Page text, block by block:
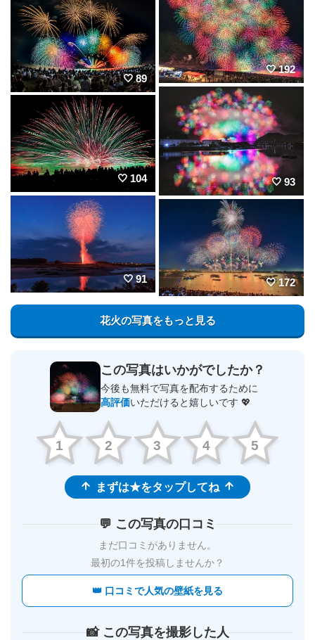
192
89
93
104
91 172
花火の写真をもっと見る
この写真はいかがでしたか？
今後も無料で写真を配布するために
高評価いただけると嬉しいです 💖
1 2 3 4 5
まずは★をタップしてね
💬 この写真の口コミ
まだ口コミがありません。
最初の1件を投稿しませんか？
👑 口コミで人気の壁紙を見る
📸 この写真を撮影した人